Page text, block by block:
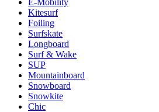
E-Mobility
Kitesurf
Foiling
Surfskate
Longboard
Surf & Wake
SUP
Mountainboard
Snowboard
Snowkite
Chic